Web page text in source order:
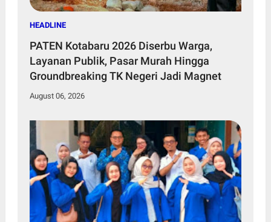
HEADLINE
PATEN Kotabaru 2026 Diserbu Warga,
Layanan Publik, Pasar Murah Hingga
Groundbreaking TK Negeri Jadi Magnet
August 06, 2026